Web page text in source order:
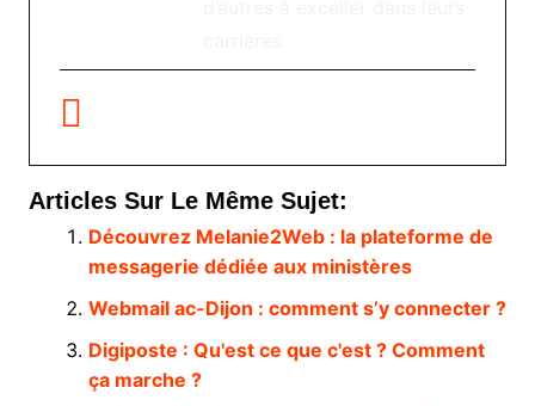
Articles Sur Le Même Sujet:
Découvrez Melanie2Web : la plateforme de
messagerie dédiée aux ministères
Webmail ac-Dijon : comment s’y connecter ?
Digiposte : Qu'est ce que c'est ? Comment
ça marche ?